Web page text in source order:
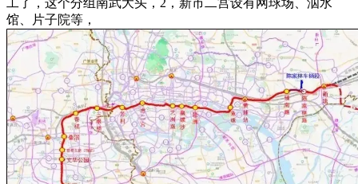
工了，这个分组南武大头，2，新市二宫设有网球场、泅水
馆、片子院等，